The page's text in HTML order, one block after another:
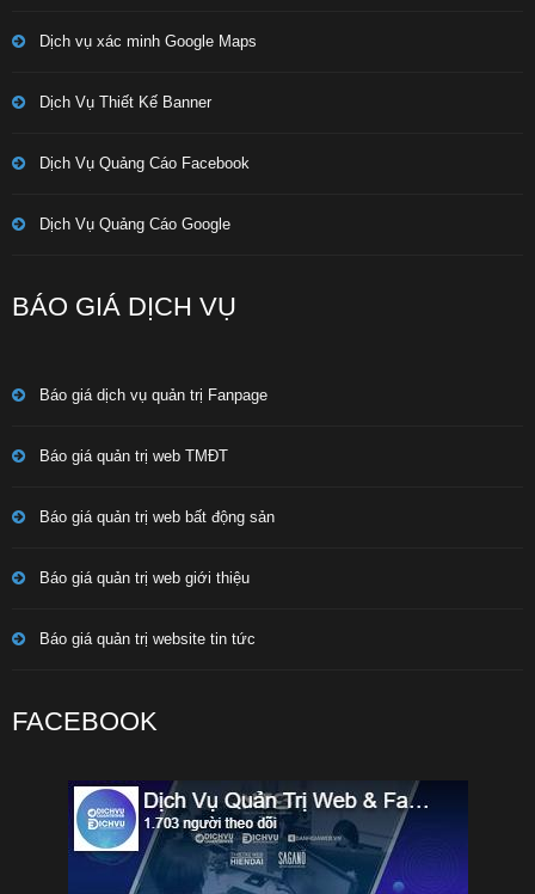
Dịch vụ xác minh Google Maps
Dịch Vụ Thiết Kế Banner
Dịch Vụ Quảng Cáo Facebook
Dịch Vụ Quảng Cáo Google
BÁO GIÁ DỊCH VỤ
Báo giá dịch vụ quản trị Fanpage
Báo giá quản trị web TMĐT
Báo giá quản trị web bất động sản
Báo giá quản trị web giới thiệu
Báo giá quản trị website tin tức
FACEBOOK